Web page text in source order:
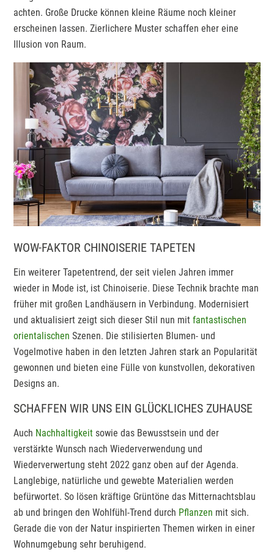
achten. Große Drucke können kleine Räume noch kleiner
erscheinen lassen. Zierlichere Muster schaffen eher eine
Illusion von Raum.
WOW-FAKTOR CHINOISERIE TAPETEN
Ein weiterer Tapetentrend, der seit vielen Jahren immer
wieder in Mode ist, ist Chinoiserie. Diese Technik brachte man
früher mit großen Landhäusern in Verbindung. Modernisiert
und aktualisiert zeigt sich dieser Stil nun mitfantastischen
orientalischen Szenen. Die stilisierten Blumen- und
Vogelmotive haben in den letzten Jahren stark an Popularität
gewonnen und bieten eine Fülle von kunstvollen, dekorativen
Designs an.
SCHAFFEN WIR UNS EIN GLÜCKLICHES ZUHAUSE
Auch Nachhaltigkeit sowie das Bewusstsein und der
verstärkte Wunsch nach Wiederverwendung und
Wiederverwertung steht 2022 ganz oben auf der Agenda.
Langlebige, natürliche und gewebte Materialien werden
befürwortet. So lösen kräftige Grüntöne das Mitternachtsblau
ab und bringen den Wohlfühl-Trend durch Pflanzen mit sich.
Gerade die von der Natur inspirierten Themen wirken in einer
Wohnumgebung sehr beruhigend.